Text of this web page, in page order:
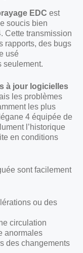
EDC est
soucis bien
Cette transmission
rapports, des bugs
usé
seulement.
à jour logicielles
les problèmes
les plus
4 équipée de
l’historique
en conditions
sont facilement
ou des
circulation
anormales
des changements